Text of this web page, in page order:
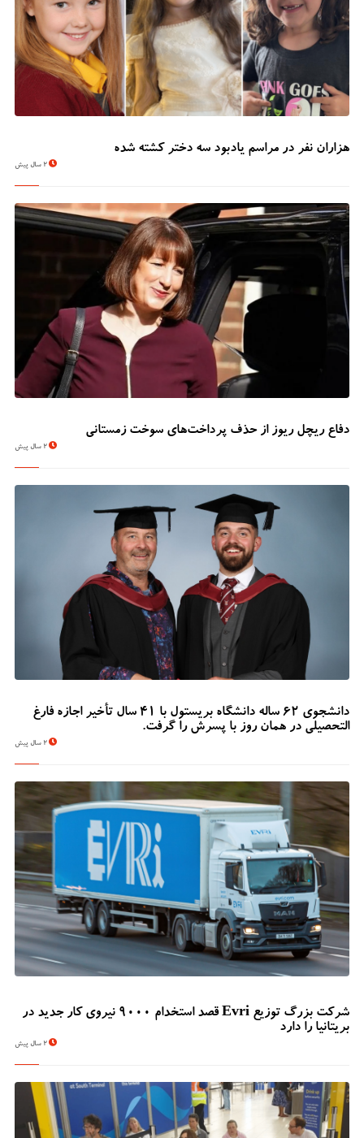
هزاران نفر در مراسم یادبود سه دختر کشته شده
2 سال پیش
دفاع ریچل ریوز از حذف پرداخت‌های سوخت زمستانی
2 سال پیش
دانشجوی 62 ساله دانشگاه بریستول با 41 سال تأخیر اجازه فارغ
التحصیلی در همان روز با پسرش را گرفت.
2 سال پیش
شرکت بزرگ توزیع Evri قصد استخدام ۹۰۰۰ نیروی کار جدید در
بریتانیا را دارد
2 سال پیش